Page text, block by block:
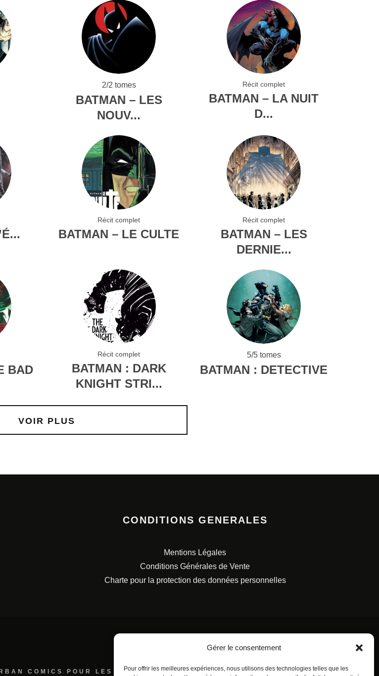
Gérer le consentement
Pour offrir les meilleures expériences, nous utilisons des technologies telles que les
2/2 tomes
BATMAN – LES
NOUV...
Récit complet
BATMAN – LA NUIT
D...
Récit complet
BATMAN – LE CULTE
Récit complet
BATMAN – LES
DERNIE...
BAD
Récit complet
BATMAN : DARK
KNIGHT STRI...
5/5 tomes
BATMAN : DETECTIVE
VOIR PLUS
CONDITIONS GENERALES
Mentions Légales
Conditions Générales de Vente
Charte pour la protection des données personnelles
COMICS POUR LES ÉDITIONS FRANÇAISES.